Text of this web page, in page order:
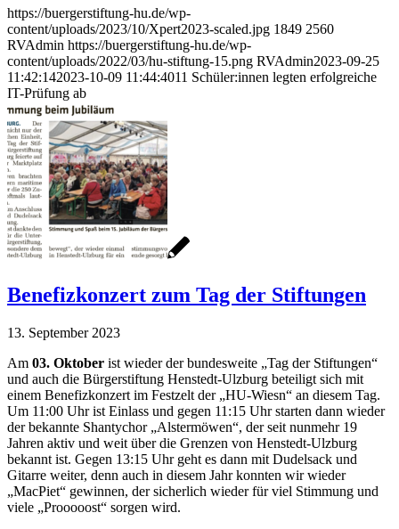
https://buergerstiftung-hu.de/wp-
content/uploads/2023/10/Xpert2023-scaled.jpg 1849 2560
RVAdmin https://buergerstiftung-hu.de/wp-
content/uploads/2022/03/hu-stiftung-15.png RVAdmin2023-09-25
11:42:142023-10-09 11:44:4011 Schüler:innen legten erfolgreiche
IT-Prüfung ab
Benefizkonzert zum Tag der Stiftungen
13. September 2023
Am 03. Oktober ist wieder der bundesweite „Tag der Stiftungen“
und auch die Bürgerstiftung Henstedt-Ulzburg beteiligt sich mit
einem Benefizkonzert im Festzelt der „HU-Wiesn“ an diesem Tag.
Um 11:00 Uhr ist Einlass und gegen 11:15 Uhr starten dann wieder
der bekannte Shantychor „Alstermöwen“, der seit nunmehr 19
Jahren aktiv und weit über die Grenzen von Henstedt-Ulzburg
bekannt ist. Gegen 13:15 Uhr geht es dann mit Dudelsack und
Gitarre weiter, denn auch in diesem Jahr konnten wir wieder
„MacPiet“ gewinnen, der sicherlich wieder für viel Stimmung und
viele „Prooooost“ sorgen wird.